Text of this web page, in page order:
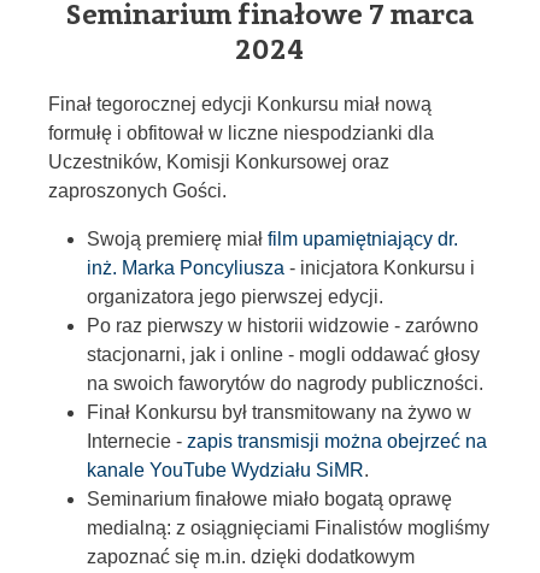
Seminarium finałowe 7 marca
2024
Finał tegorocznej edycji Konkursu miał nową
formułę i obfitował w liczne niespodzianki dla
Uczestników, Komisji Konkursowej oraz
zaproszonych Gości.
Swoją premierę miałfilm upamiętniający dr.
inż. Marka Poncyliusza - inicjatora Konkursu i
organizatora jego pierwszej edycji.
Po raz pierwszy w historii widzowie - zarówno
stacjonarni, jak i online - mogli oddawać głosy
na swoich faworytów do nagrody publiczności.
Finał Konkursu był transmitowany na żywo w
Internecie -zapis transmisji można obejrzeć na
kanale YouTube Wydziału SiMR.
Seminarium finałowe miało bogatą oprawę
medialną: z osiągnięciami Finalistów mogliśmy
zapoznać się m.in. dzięki dodatkowym